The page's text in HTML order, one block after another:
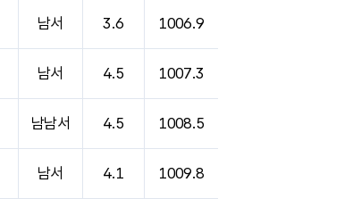
남서 3.6 1006.9
남서 4.5 1007.3
남남서 4.5 1008.5
남서 4.1 1009.8